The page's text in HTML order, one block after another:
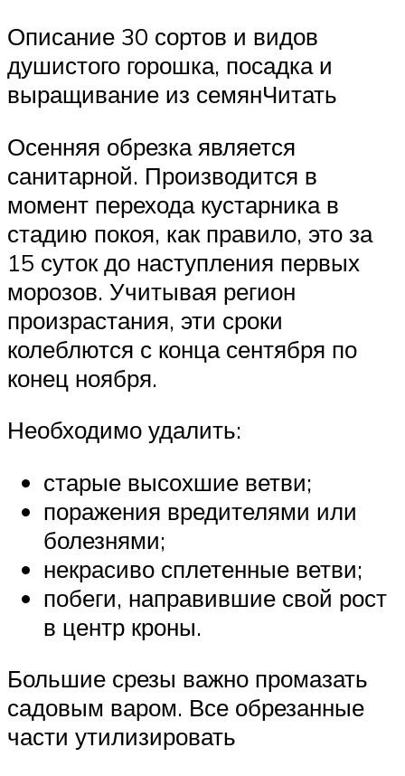
Описание 30 сортов и видов
душистого горошка, посадка и
выращивание из семянЧитать
Осенняя обрезка является
санитарной. Производится в
момент перехода кустарника в
стадию покоя, как правило, это за
15 суток до наступления первых
морозов. Учитывая регион
произрастания, эти сроки
колеблются с конца сентября по
конец ноября.
Необходимо удалить:
старые высохшие ветви;
поражения вредителями или
болезнями;
некрасиво сплетенные ветви;
побеги, направившие свой рост
в центр кроны.
Большие срезы важно промазать
садовым варом. Все обрезанные
части утилизировать